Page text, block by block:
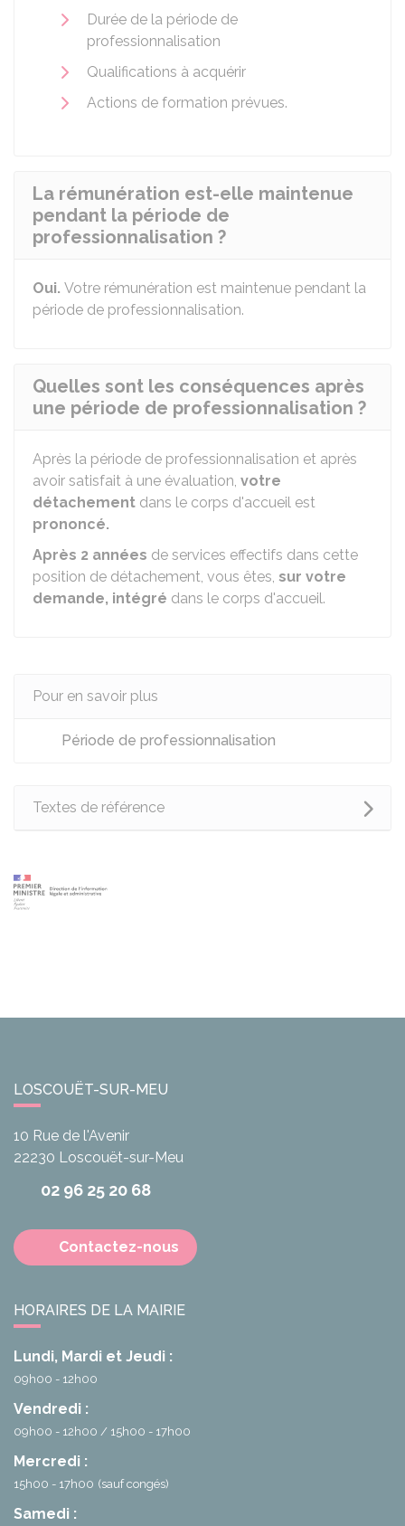
Durée de la période de
professionnalisation
Qualifications à acquérir
Actions de formation prévues.
La rémunération est-elle maintenue
pendant la période de
professionnalisation ?
Oui. Votre rémunération est maintenue pendant la
période de professionnalisation.
Quelles sont les conséquences après
une période de professionnalisation ?
Après la période de professionnalisation et après
avoir satisfait à une évaluation, votre
détachement dans le corps d'accueil est
prononcé.
Après 2 années de services effectifs dans cette
position de détachement, vous êtes, sur votre
demande, intégré dans le corps d'accueil.
Pour en savoir plus
Période de professionnalisation
Textes de référence
LOSCOUËT-SUR-MEU
10 Rue de l'Avenir
22230 Loscouët-sur-Meu
02 96 25 20 68
Contactez-nous
HORAIRES DE LA MAIRIE
Lundi, Mardi et Jeudi :
09h00 - 12h00
Vendredi :
09h00 - 12h00 15h00 - 17h00
Mercredi :
15h00 - 17h00 (sauf congés)
Samedi :